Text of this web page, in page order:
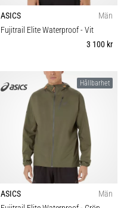
ASICS
Män
Fujitrail Elite Waterproof- Vit
3 100 kr
Hållbarhet
ASICS
Män